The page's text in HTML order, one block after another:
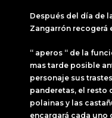
Después del día de
Zangarrón recogerá
“ aperos “ de la
mas tarde posible
personaje sus
panderetas, el resto
polainas y las
encargará cada uno